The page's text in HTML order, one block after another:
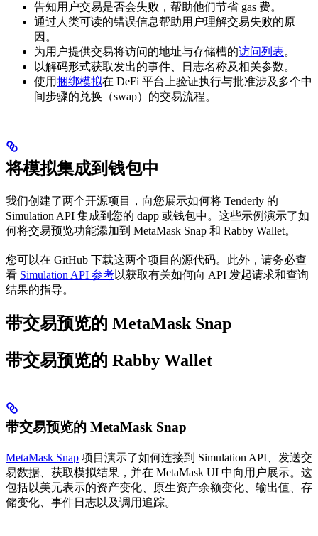
告知用户交易是否会失败，帮助他们节省 gas 费。
通过人类可读的错误信息帮助用户理解交易失败的原
因。
为用户提供交易将访问的地址与存储槽的访问列表。
以解码形式获取发出的事件、日志名称及相关参数。
使用捆绑模拟在 DeFi 平台上验证执行与批准涉及多个中
间步骤的兑换（swap）的交易流程。
将模拟集成到钱包中
我们创建了两个开源项目，向您展示如何将 Tenderly 的
Simulation API 集成到您的 dapp 或钱包中。这些示例演示了如
何将交易预览功能添加到 MetaMask Snap 和 Rabby Wallet。
您可以在 GitHub 下载这两个项目的源代码。此外，请务必查
看 Simulation API 参考以获取有关如何向 API 发起请求和查询
结果的指导。
带交易预览的 MetaMask Snap
带交易预览的 Rabby Wallet
带交易预览的 MetaMask Snap
MetaMask Snap 项目演示了如何连接到 Simulation API、发送交
易数据、获取模拟结果，并在 MetaMask UI 中向用户展示。这
包括以美元表示的资产变化、原生资产余额变化、输出值、存
储变化、事件日志以及调用追踪。